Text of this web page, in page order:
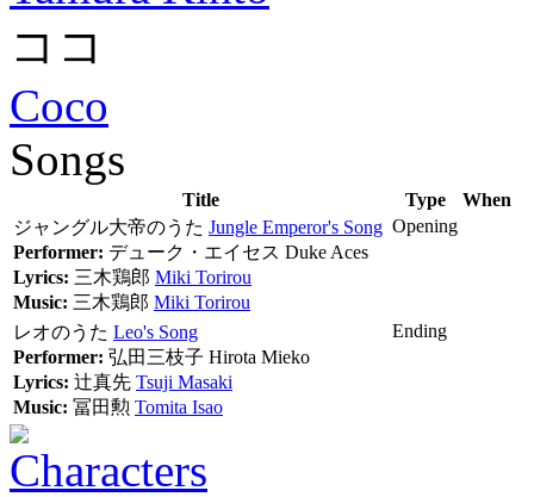
ココ
Coco
Songs
Title Type
When
ジャングル大帝のうた Jungle Emperor's Song
Performer: デューク・エイセス Duke Aces
Lyrics: 三木鶏郎 Miki Torirou
Music: 三木鶏郎 Miki Torirou
Opening
レオのうた Leo's Song
Performer: 弘田三枝子 Hirota Mieko
Lyrics: 辻真先 Tsuji Masaki
Music: 冨田勲 Tomita Isao
Ending
Characters